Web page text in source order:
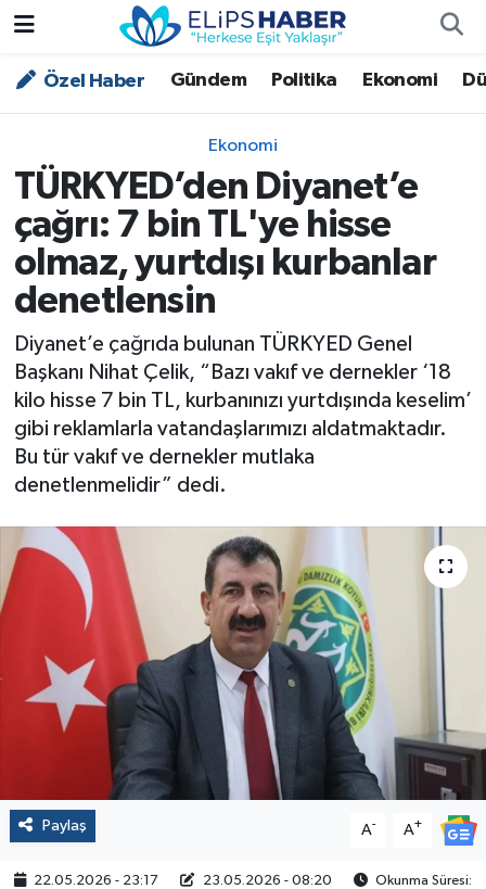
Özel Haber Gündem Politika Ekonomi
Ekonomi
TÜRKYED’den Diyanet’e
çağrı: 7 bin TL'ye hisse
olmaz, yurtdışı kurbanlar
denetlensin
Diyanet’e çağrıda bulunan TÜRKYED Genel
Başkanı Nihat Çelik, “Bazı vakıf ve dernekler ‘18
kilo hisse 7 bin TL, kurbanınızı yurtdışında keselim’
gibi reklamlarla vatandaşlarımızı aldatmaktadır.
Bu tür vakıf ve dernekler mutlaka
denetlenmelidir” dedi.
Paylaş A- A+
22.05.2026 - 23:17 23.05.2026 - 08:20
Okunma Süresi:
Özel Haber
Asayiş
Bilim - Teknoloji
Çevre - İklim
Dünya
Kültür - Sanat
Magazin
Politika
Sağlık
Spor
Yaşam
Çalışma Hayatı
Kadın
Nöbetçi Eczaneler
Trafik Durumu
Süper Lig Puan Durumu ve Fikstür
Tüm Manşetler
Son Dakika Haberleri